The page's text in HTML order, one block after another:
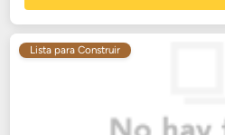
Lista para Construir